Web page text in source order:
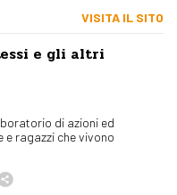
VISITA IL SITO
e gli altri
di azioni ed
ragazzi che vivono